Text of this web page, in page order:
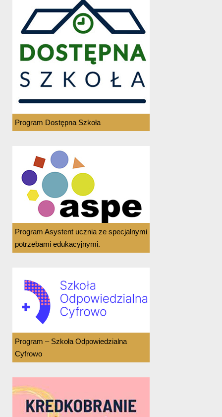
Program Dostępna Szkoła
Program Asystent ucznia ze specjalnymi
potrzebami edukacyjnymi.
Program – Szkoła Odpowiedzialna
Cyfrowo